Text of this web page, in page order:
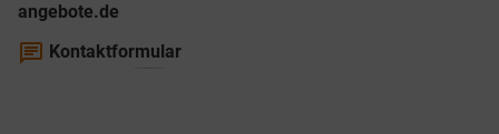
angebote.de
chat Kontaktformular